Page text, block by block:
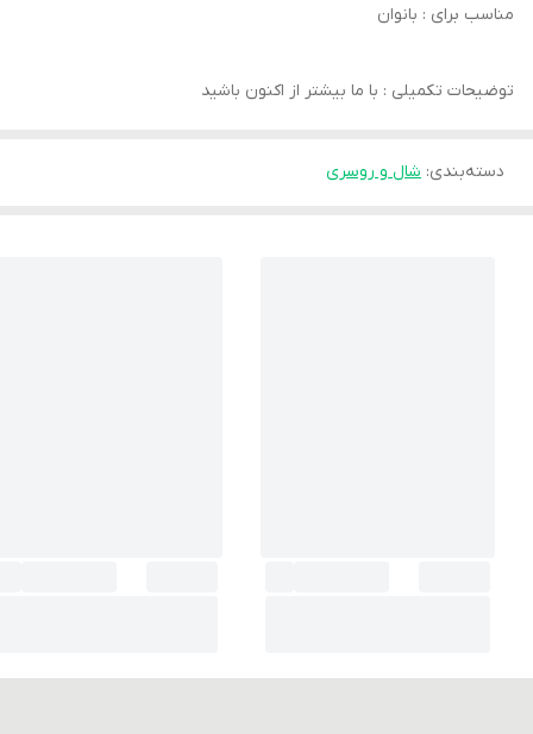
مناسب برای : بانوان
توضیحات تکمیلی : با ما بیشتر از اکنون باشید
دسته‌بندی: شال و روسری